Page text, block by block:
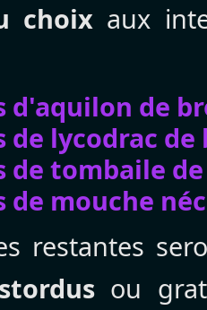
choix aux
d'aquilon de
de lycodrac de
de tombaile
de mouche
restantes
ou